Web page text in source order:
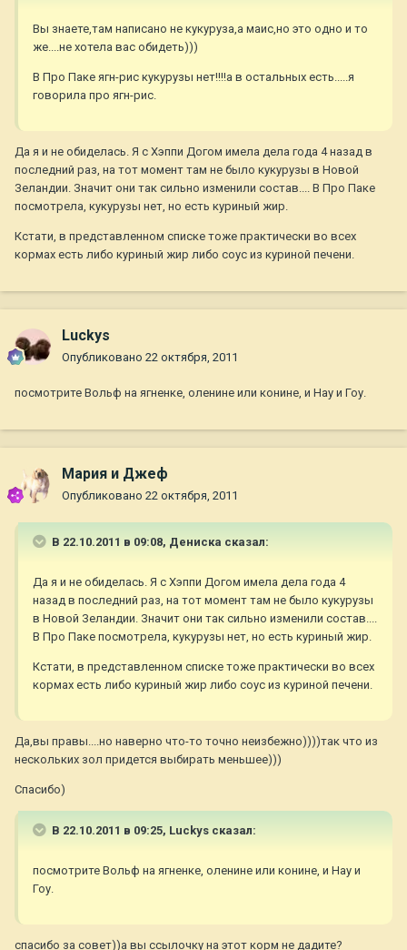
Вы знаете,там написано не кукуруза,а маис,но это одно и то
же....не хотела вас обидеть)))
В Про Паке ягн-рис кукурузы нет!!!!а в остальных есть.....я
говорила про ягн-рис.
Да я и не обиделась. Я с Хэппи Догом имела дела года 4 назад в
последний раз, на тот момент там не было кукурузы в Новой
Зеландии. Значит они так сильно изменили состав.... В Про Паке
посмотрела, кукурузы нет, но есть куриный жир.
Кстати, в представленном списке тоже практически во всех
кормах есть либо куриный жир либо соус из куриной печени.
Luckys
Опубликовано 22 октября, 2011
посмотрите Вольф на ягненке, оленине или конине, и Нау и Гоу.
Мария и Джеф
Опубликовано 22 октября, 2011
В 22.10.2011 в 09:08, Дениска сказал:
Да я и не обиделась. Я с Хэппи Догом имела дела года 4
назад в последний раз, на тот момент там не было кукурузы
в Новой Зеландии. Значит они так сильно изменили состав....
В Про Паке посмотрела, кукурузы нет, но есть куриный жир.
Кстати, в представленном списке тоже практически во всех
кормах есть либо куриный жир либо соус из куриной печени.
Да,вы правы....но наверно что-то точно неизбежно))))так что из
нескольких зол придется выбирать меньшее)))
Спасибо)
В 22.10.2011 в 09:25, Luckys сказал:
посмотрите Вольф на ягненке, оленине или конине, и Нау и
Гоу.
спасибо за совет))а вы ссылочку на этот корм не дадите?